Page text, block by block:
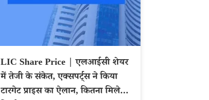
LIC Share Price | एलआईसी शेयर
में तेजी के संकेत, एक्सपर्ट्स ने किया
टारगेट प्राइस का ऐलान, कितना मिलेगा